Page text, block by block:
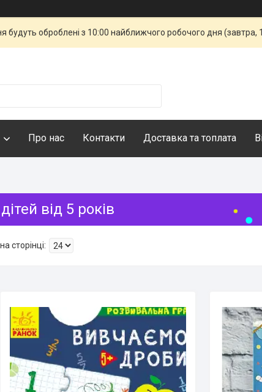
будуть оброблені з 10:00 найближчого робочого дня (завтра,
Про нас Контакти Доставка та топлата
від 5 років